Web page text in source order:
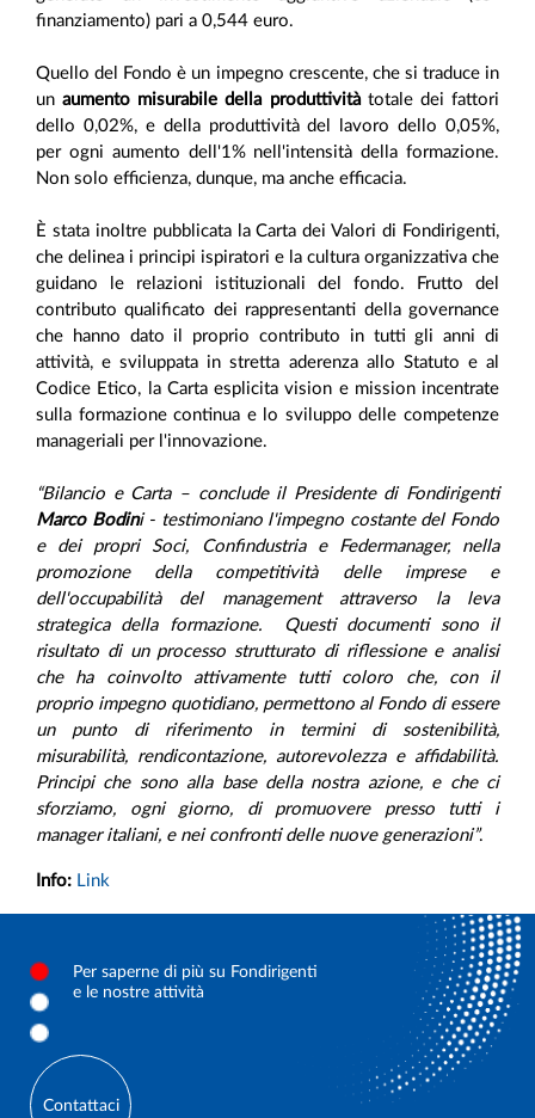
finanziamento) pari a 0,544 euro.
Quello del Fondo è un impegno crescente, che si traduce in
unaumento misurabile della produttivitàtotale dei fattori
dello 0,02%, e della produttività del lavoro dello 0,05%,
per ogni aumento dell'1% nell'intensità della formazione.
Non solo efficienza, dunque, ma anche efficacia.
È stata inoltre pubblicata la Carta dei Valori di Fondirigenti,
che delinea i principi ispiratori e la cultura organizzativa che
guidano le relazioni istituzionali del fondo. Frutto del
contributo qualificato dei rappresentanti della governance
che hanno dato il proprio contributo in tutti gli anni di
attività, e sviluppata in stretta aderenza allo Statuto e al
Codice Etico, la Carta esplicita vision e mission incentrate
sulla formazione continua e lo sviluppo delle competenze
manageriali per l'innovazione.
“Bilancio e Carta – conclude il Presidente di Fondirigenti
Marco Bodini - testimoniano l'impegno costante del Fondo
e dei propri Soci, Confindustria e Federmanager, nella
promozione della competitività delle imprese e
dell'occupabilità del management attraverso la leva
strategica della formazione. Questi documenti sono il
risultato di un processo strutturato di riflessione e analisi
che ha coinvolto attivamente tutti coloro che, con il
proprio impegno quotidiano, permettono al Fondo di essere
un punto di riferimento in termini di sostenibilità,
misurabilità, rendicontazione, autorevolezza e affidabilità.
Principi che sono alla base della nostra azione, e che ci
sforziamo, ogni giorno, di promuovere presso tutti i
manager italiani, e nei confronti delle nuove generazioni”.
Info: Link
Per saperne di più su Fondirigenti
e le nostre attività
Contattaci